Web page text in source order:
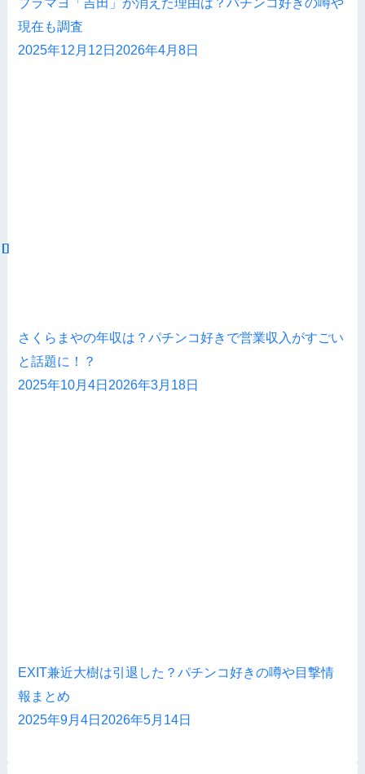
ブラマヨ「吉田」が消えた理由は？パチンコ好きの噂や
現在も調査
2025年12月12日 2026年4月8日
さくらまやの年収は？パチンコ好きで営業収入がすごい
と話題に！？
2025年10月4日 2026年3月18日
EXIT兼近大樹は引退した？パチンコ好きの噂や目撃情
報まとめ
2025年9月4日 2026年5月14日